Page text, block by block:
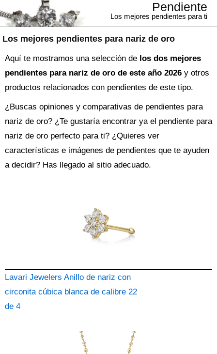
Los mejores pendientes para nariz de oro
Pendiente
Los mejores pendientes para ti
Aquí te mostramos una selección de los dos mejores
pendientes para nariz de oro de este año 2026 y otros
productos relacionados con pendientes de este tipo.
¿Buscas opiniones y comparativas de pendientes para
nariz de oro? ¿Te gustaría encontrar ya el pendiente para
nariz de oro perfecto para ti? ¿Quieres ver
características e imágenes de pendientes que te ayuden
a decidir? Has llegado al sitio adecuado.
Lavari Jewelers Anillo de nariz con
circonita cúbica blanca de calibre 22
de 4